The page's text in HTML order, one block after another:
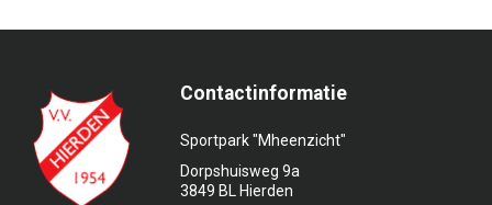
Contactinformatie
Sportpark "Mheenzicht"
Dorpshuisweg 9a
3849 BL Hierden